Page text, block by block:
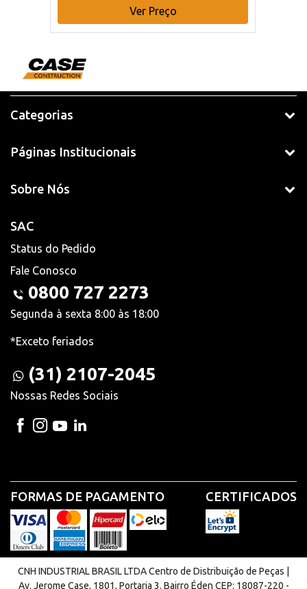
Ver Preço
Categorias
Páginas Institucionais
Sobre Nós
SAC
Status do Pedido
Fale Conosco
0800 727 2273
Segunda à sexta 8:00 às 18:00
*Exceto feriados
(31) 2107-2045
Nossas Redes Sociais
FORMAS DE PAGAMENTO CERTIFICADOS
CNH INDUSTRIAL BRASIL LTDA Centro de Distribuição de Peças |
Av. Jerome Case, 1801, Portaria 3. Bairro Éden CEP: 18087-220 -